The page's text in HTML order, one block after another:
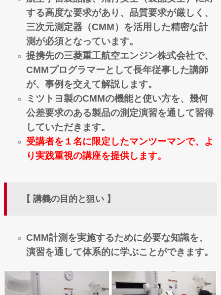
する高度な要求があり、品質要求が厳しく 、
三次元測定器（CMM）を活用した精密な計
測が必須となっています。
提携先の三菱重工航空エンジン株式会社で、
CMMプログラマーとして長年従事した講師
が、事例を交えて解説します。
ミツトヨ製のCMMの機能と使い方を、幾何
公差要求のある製品の測定演習を通して習得
していただきます。
受講者を１名に限定したマンツーマンで、よ
り実践重視の講座を提供します。
【 講義の目的と狙い 】
CMM計測を実施するために必要な知識を、
演習を通して体系的に学ぶことができます。